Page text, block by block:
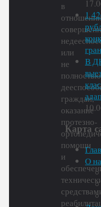
в
или
не
полностью
граждан,
оказание
протезно-
помощи
и
1
В
Карта
О